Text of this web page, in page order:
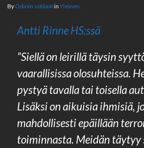
By Odinin sotilaatin Yleinen
Antti Rinne HS:ssä
”Siellä on leirillä täysin
vaarallisissa olosuhteissa.
pystyä tavalla tai toisella
Lisäksi on aikuisia ihmisiä,
mahdollisesti epäillään
toiminnasta. Meidän täytyy